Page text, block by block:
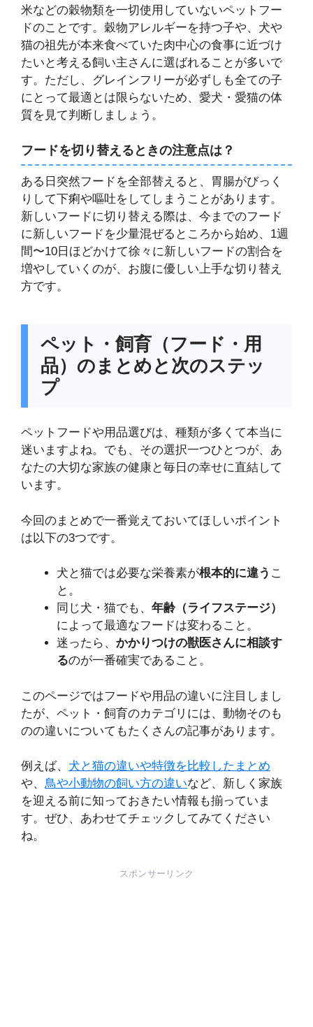
米などの穀物類を一切使用していないペットフー
ドのことです。穀物アレルギーを持つ子や、犬や
猫の祖先が本来食べていた肉中心の食事に近づけ
たいと考える飼い主さんに選ばれることが多いで
す。ただし、グレインフリーが必ずしも全ての子
にとって最適とは限らないため、愛犬・愛猫の体
質を見て判断しましょう。
フードを切り替えるときの注意点は？
ある日突然フードを全部替えると、胃腸がびっく
りして下痢や嘔吐をしてしまうことがあります。
新しいフードに切り替える際は、今までのフード
に新しいフードを少量混ぜるところから始め、1週
間〜10日ほどかけて徐々に新しいフードの割合を
増やしていくのが、お腹に優しい上手な切り替え
方です。
ペット・飼育（フード・用
品）のまとめと次のステッ
プ
ペットフードや用品選びは、種類が多くて本当に
迷いますよね。でも、その選択一つひとつが、あ
なたの大切な家族の健康と毎日の幸せに直結して
います。
今回のまとめで一番覚えておいてほしいポイント
は以下の3つです。
犬と猫では必要な栄養素が根本的に違う こ
と。
同じ犬・猫でも、 年齢（ライフステージ）
によって最適なフードは変わること。
迷ったら、 かかりつけの獣医さんに相談す
るのが一番確実であること。
このページではフードや用品の違いに注目しまし
たが、ペット・飼育のカテゴリには、動物そのも
のの違いについてもたくさんの記事があります。
例えば、 犬と猫の違いや特徴を比較したまとめ
や、 鳥や小動物の飼い方の違いなど、新しく家族
を迎える前に知っておきたい情報も揃っていま
す。ぜひ、あわせてチェックしてみてください
ね。
スポンサーリンク